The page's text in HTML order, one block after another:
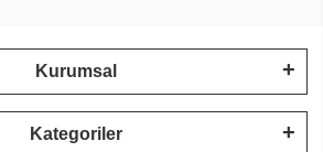
Kurumsal
Kategoriler